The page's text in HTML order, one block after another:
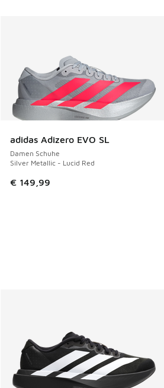
adidas Adizero EVO SL
Damen Schuhe
Silver Metallic - Lucid Red
€ 149,99